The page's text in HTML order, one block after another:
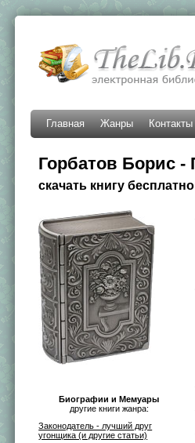
Главная Жанры Контакты
Горбатов Борис
скачать книгу бесплатно
Биографии и Мемуары
другие книги жанра:
Законодатель - лучший друг
угонщика (и другие статьи)